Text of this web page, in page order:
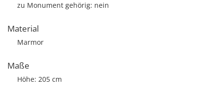
zu Monument gehörig: nein
Material
Marmor
Maße
Höhe: 205 cm